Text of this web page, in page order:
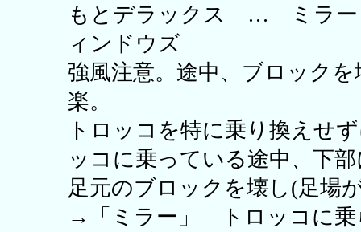
もとデラックス … ミ
ィンドウズ
強風注意。途中、ブロック
楽。
トロッコを特に乗り換えせ
ッコに乗っている途中、下
足元のブロックを壊し(足場
→「ミラー」 トロッコに乗